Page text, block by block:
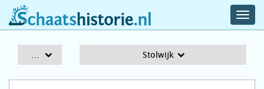
schaatshistorie.nl
Stolwijk